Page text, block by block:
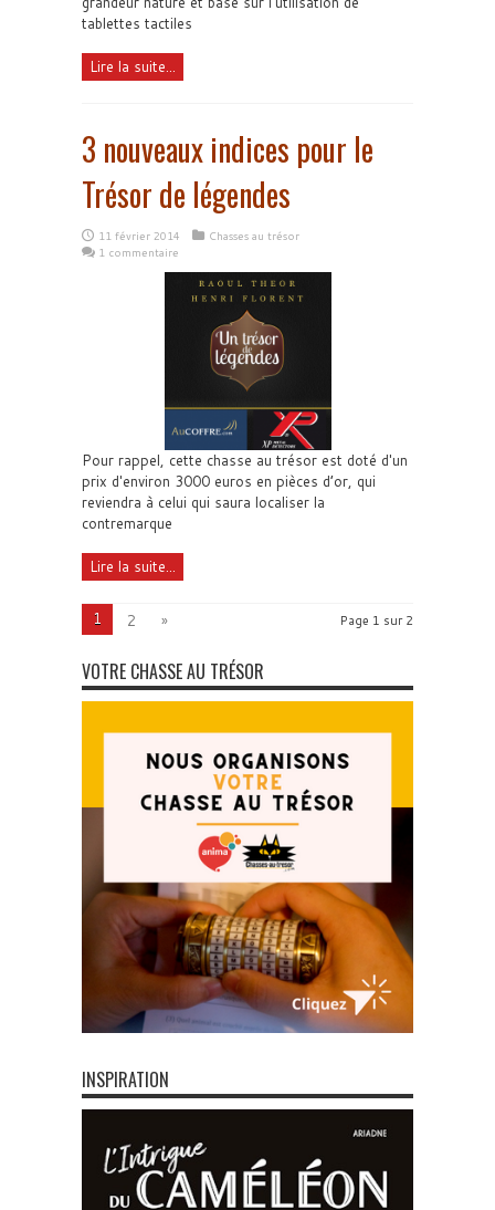
tablettes tactiles
Lire la suite...
3 nouveaux indices pour le
Trésor de légendes
11 février 2014
Chasses au trésor
1 commentaire
Pour rappel, cette chasse au trésor est doté d'un
prix d'environ 3000 euros en pièces d’or, qui
reviendra à celui qui saura localiser la
contremarque
Lire la suite...
Page 1 sur 2
1 2 »
VOTRE CHASSE AU TRÉSOR
INSPIRATION